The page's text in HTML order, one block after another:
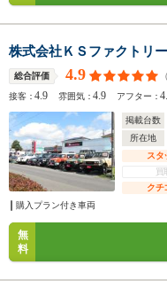
株式会社ＫＳファクトリ
総合評価 4.9
接客：4.9 雰囲気：4.9 アフター：
掲載台数
所在地
スタ
買
クチ
購入プラン付き車両
無
料